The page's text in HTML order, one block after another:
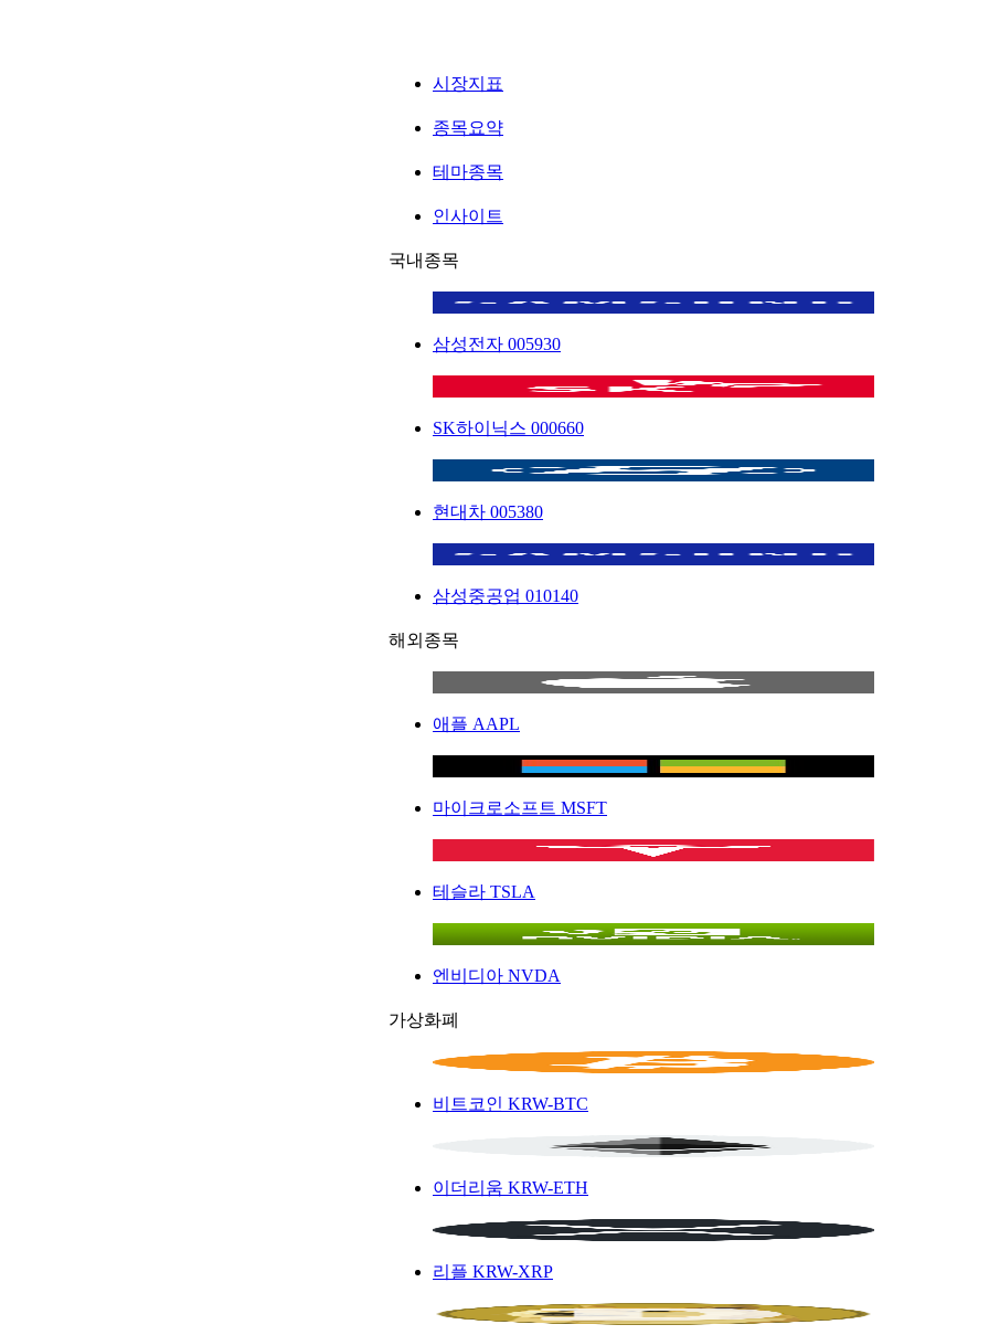
시장지표
종목요약
테마종목
인사이트
국내종목
삼성전자 005930
SK하이닉스 000660
현대차 005380
삼성중공업 010140
해외종목
애플 AAPL
마이크로소프트 MSFT
테슬라 TSLA
엔비디아 NVDA
가상화폐
비트코인 KRW-BTC
이더리움 KRW-ETH
리플 KRW-XRP